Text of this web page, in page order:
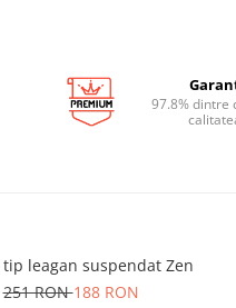
97.8% dintre
tip leagan suspendat Zen
251 RON188 RON